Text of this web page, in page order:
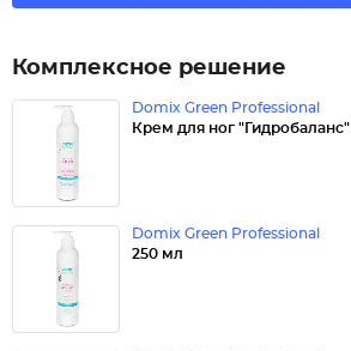
Комплексное решение
Domix Green Professional
Крем для ног "Гидробаланс"
Domix Green Professional
250 мл